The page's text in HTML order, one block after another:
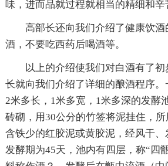
味，进而品就过程就相当的精细和辛
高部长还向我们介绍了健康饮
酒，不要吃西药后喝酒等。
以上的介绍使我们对白酒有了
长就向我们介绍了详细的酿酒程序
2米多长，1米多宽，1米多深的发酵
砖砌，用30公分的竹签将泥挂住，所
含铁少的红胶泥或黄胶泥，经风干、
发酵期为45天，池内有四层，称“四